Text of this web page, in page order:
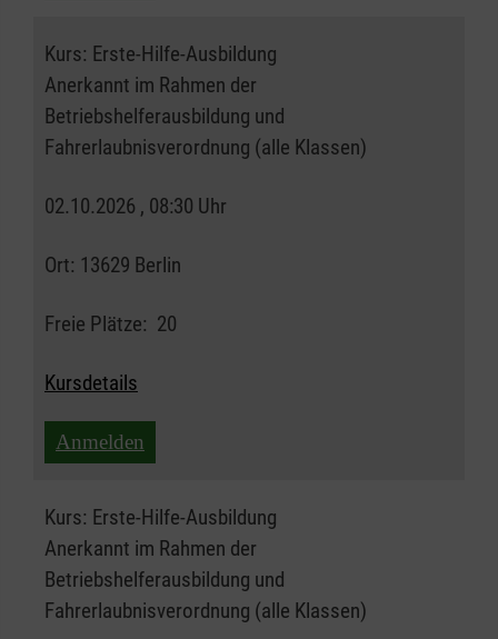
Kurs: Erste-Hilfe-Ausbildung
Anerkannt im Rahmen der
Betriebshelferausbildung und
Fahrerlaubnisverordnung (alle Klassen)
02.10.2026 , 08:30 Uhr
Ort: 13629 Berlin
Freie Plätze: 20
Kursdetails
Anmelden
Kurs: Erste-Hilfe-Ausbildung
Anerkannt im Rahmen der
Betriebshelferausbildung und
Fahrerlaubnisverordnung (alle Klassen)